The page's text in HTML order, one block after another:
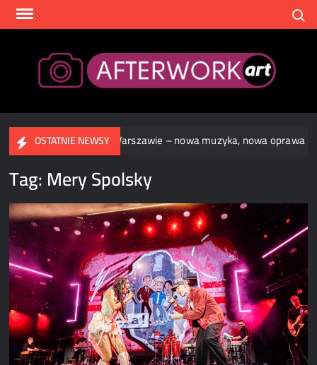
Skip
OSTATNIE NEWSY
TR/ST w Warszawie – nowa muzyka, nowa oprawa TÝR +
Tag:Mery Spolsky